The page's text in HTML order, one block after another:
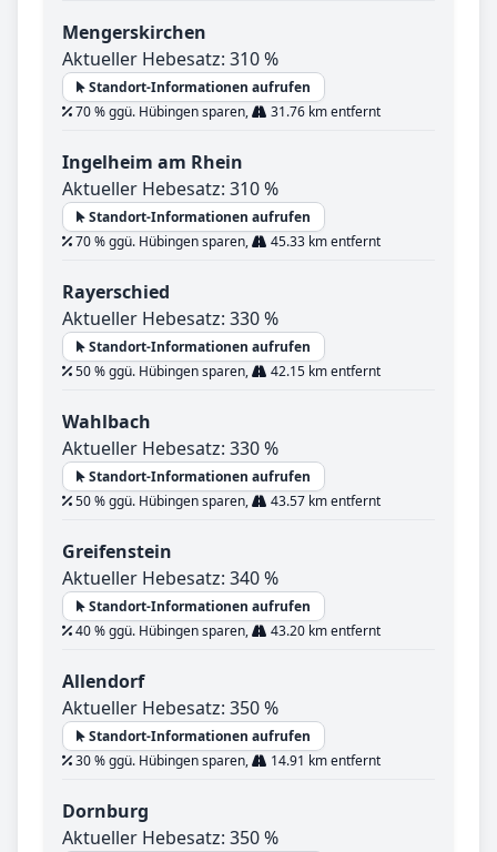
Mengerskirchen
Aktueller Hebesatz: 310 %
Standort-Informationen aufrufen
70 % ggü. Hübingen sparen,
31.76 km entfernt
Ingelheim am Rhein
Aktueller Hebesatz: 310 %
Standort-Informationen aufrufen
70 % ggü. Hübingen sparen,
45.33 km entfernt
Rayerschied
Aktueller Hebesatz: 330 %
Standort-Informationen aufrufen
50 % ggü. Hübingen sparen,
42.15 km entfernt
Wahlbach
Aktueller Hebesatz: 330 %
Standort-Informationen aufrufen
50 % ggü. Hübingen sparen,
43.57 km entfernt
Greifenstein
Aktueller Hebesatz: 340 %
Standort-Informationen aufrufen
40 % ggü. Hübingen sparen,
43.20 km entfernt
Allendorf
Aktueller Hebesatz: 350 %
Standort-Informationen aufrufen
30 % ggü. Hübingen sparen,
14.91 km entfernt
Dornburg
Aktueller Hebesatz: 350 %